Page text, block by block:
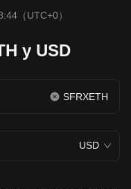
（UTC+0）
у USD
SFRXETH
USD